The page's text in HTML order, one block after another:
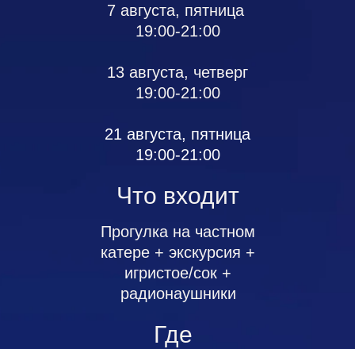
7 августа, пятница
19:00-21:00
13 августа, четверг
19:00-21:00
21 августа, пятница
19:00-21:00
Прогулка на частном
катере + экскурсия +
игристое/сок +
радионаушники
Где
Что входит